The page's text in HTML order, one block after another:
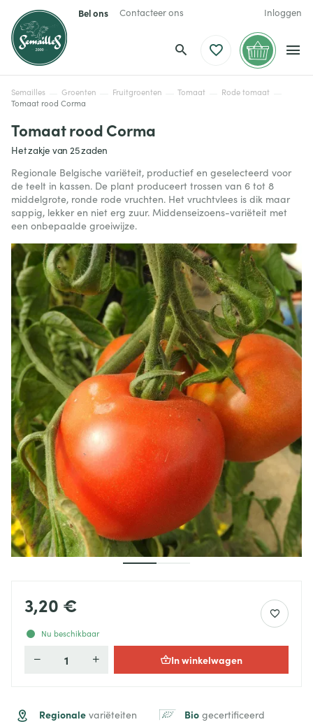
Bel ons Contacteer ons Inloggen
Semailles Groenten Fruitgroenten Tomaat
Rode tomaat
Tomaat rood Corma
Tomaat rood Corma
Het zakje van 25 zaden
Regionale Belgische variëteit, productief en geselecteerd voor
de teelt in kassen. De plant produceert trossen van 6 tot 8
middelgrote, ronde rode vruchten. Het vruchtvlees is dik maar
sappig, lekker en niet erg zuur. Middenseizoens-variëteit met
een onbepaalde groeiwijze.
3,20 €
Nu beschikbaar
Aantal In winkelwagen
Regionale variëteiten Bio gecertificeerd